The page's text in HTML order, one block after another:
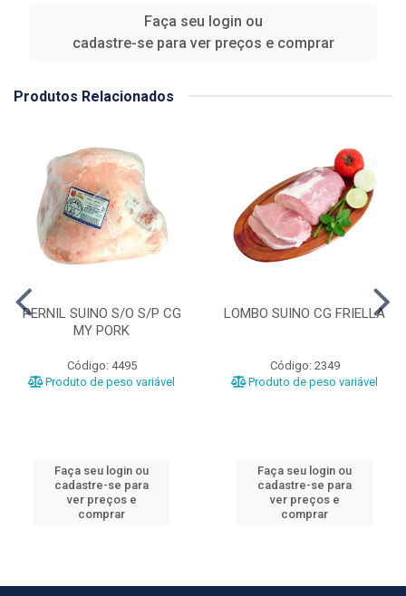
Faça seu login ou
cadastre-se para ver preços e comprar
Produtos Relacionados
PERNIL SUINO S/O S/P CG
MY PORK
Código: 4495
Produto de peso variável
Faça seu login ou
cadastre-se para
ver preços e
comprar
LOMBO SUINO CG FRIELLA
Código: 2349
Produto de peso variável
Faça seu login ou
cadastre-se para
ver preços e
comprar